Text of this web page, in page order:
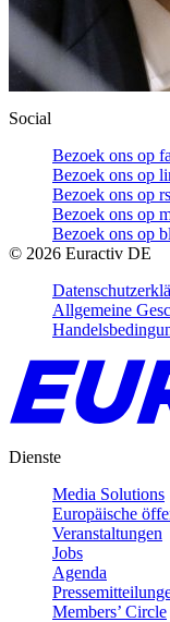
Social
Bezoek ons op
Bezoek ons op
Bezoek ons op
Bezoek ons op
Bezoek ons op
© 2026 Euractiv DE
Allgemeine
Dienste
Media Solutions
Europäische
Veranstaltungen
Jobs
Agenda
Members’ Circle